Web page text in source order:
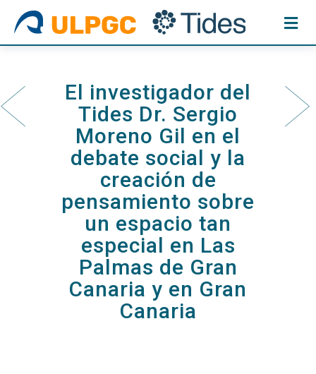
content
El investigador del
Tides Dr. Sergio
Moreno Gil en el
debate social y la
creación de
pensamiento sobre
un espacio tan
especial en Las
Palmas de Gran
Canaria y en Gran
Canaria